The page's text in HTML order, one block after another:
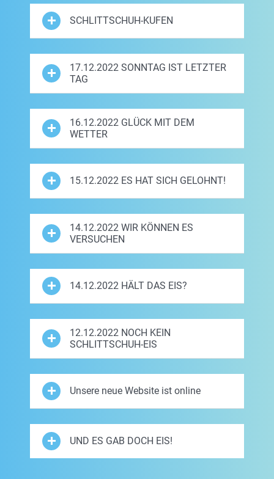
SCHLITTSCHUH-KUFEN
17.12.2022 SONNTAG IST LETZTER
TAG
16.12.2022 GLÜCK MIT DEM
WETTER
15.12.2022 ES HAT SICH GELOHNT!
14.12.2022 WIR KÖNNEN ES
VERSUCHEN
14.12.2022 HÄLT DAS EIS?
12.12.2022 NOCH KEIN
SCHLITTSCHUH-EIS
Unsere neue Website ist online
UND ES GAB DOCH EIS!